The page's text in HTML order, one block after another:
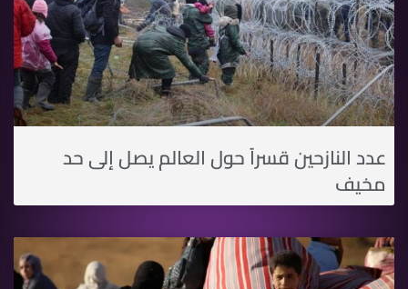
عدد النازحين قسراً حول العالم يصل إلى حد
مخيف